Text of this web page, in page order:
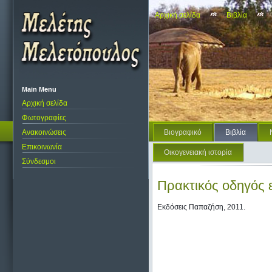
Main Menu
Αρχική σελίδα
Φωτογραφίες
Ανακοινώσεις
Επικοινωνία
Σύνδεσμοι
Αρχική σελίδα Βιβλία
Βιογραφικό Βιβλία
Οικογενειακή ιστορία
Πρακτικός οδηγός
Εκδόσεις Παπαζήση, 2011.